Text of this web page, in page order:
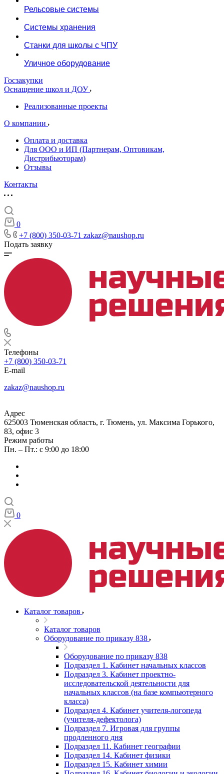
Рельсовые системы
Системы хранения
Станки для школы с ЧПУ
Уличное оборудование
Госзакупки
Оснащение школ и ДОУ
Реализованные проекты
О компании
Оплата и доставка
Для ООО и ИП (Партнерам, Оптовикам,
Дистрибьюторам)
Отзывы
Контакты
0
+7 (800) 350-03-71 zakaz@naushop.ru
Подать заявку
Телефоны
+7 (800) 350-03-71
E-mail
zakaz@naushop.ru
Адрес
625003 Тюменская область, г. Тюмень, ул. Максима Горького,
83, офис 3
Режим работы
Пн. – Пт.: с 9:00 до 18:00
0
Каталог товаров
Каталог товаров
Оборудование по приказу 838
Оборудование по приказу 838
Подраздел 1. Кабинет начальных классов
Подраздел 3. Кабинет проектно-
исследовательской деятельности для
начальных классов (на базе компьютерного
класса)
Подраздел 4. Кабинет учителя-логопеда
(учителя-дефектолога)
Подраздел 7. Игровая для группы
продленного дня
Подраздел 11. Кабинет географии
Подраздел 14. Кабинет физики
Подраздел 15. Кабинет химии